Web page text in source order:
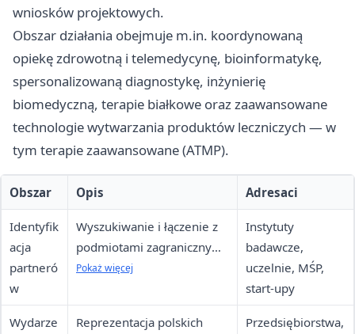
wniosków projektowych.
Obszar działania obejmuje m.in. koordynowaną
opiekę zdrowotną i telemedycynę, bioinformatykę,
spersonalizowaną diagnostykę, inżynierię
biomedyczną, terapie białkowe oraz zaawansowane
technologie wytwarzania produktów leczniczych — w
tym terapie zaawansowane (ATMP).
Obszar Opis Adresaci
Identyfik
acja
partneró
w
Wyszukiwanie i łączenie z
podmiotami zagranicznymi
do współpracy projektowej
Pokaż więcej
Instytuty
badawcze,
uczelnie, MŚP,
start-upy
Wydarze
Reprezentacja polskich
Przedsiębiorstwa,